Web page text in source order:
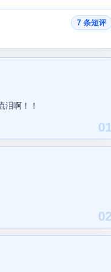
7 条短评
泪啊！！